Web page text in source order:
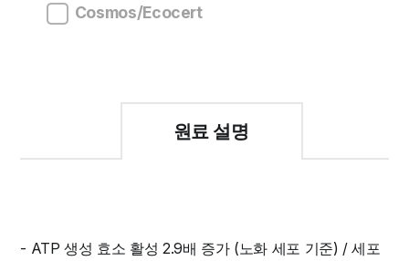
Cosmos/Ecocert
원료 설명
- ATP 생성 효소 활성 2.9배 증가 (노화 세포 기준) / 세포